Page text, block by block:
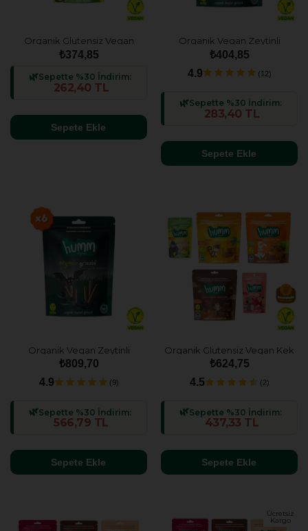
Organik Glutensiz Vegan
Muzlu Mini Küpler Atıştırmalık
₺374,85
Sepette %30 İndirim:
262,40 TL
Sepete Ekle
Organik Vegan Zeytinli
Grissini Atıştırmalık Paketi - 3
adet
₺404,85
4.9
(12)
Sepette %30 İndirim:
283,40 TL
Sepete Ekle
Organik Vegan Zeytinli
Grissini Atıştırmalık Paketi - 6
adet
₺809,70
4.9
(9)
Sepette %30 İndirim:
566,79 TL
Sepete Ekle
Organik Glutensiz Vegan Kek
& Mini Küp Atıştımalık Paketi -
5 adet (5 çeşit)
₺624,75
4.5
(2)
Sepette %30 İndirim:
437,33 TL
Sepete Ekle
Ücretsiz
Kargo